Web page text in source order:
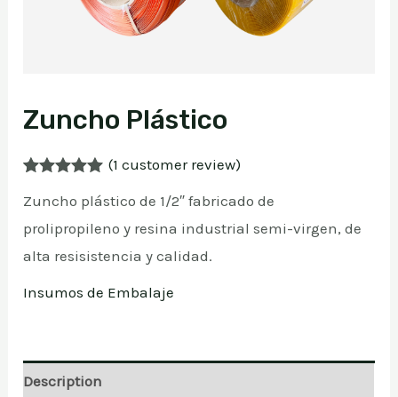
Zuncho Plástico
out of 5
customer
(1 customer review)
Zuncho plástico de 1/2″ fabricado de
prolipropileno y resina industrial semi-virgen, de
alta resisistencia y calidad.
Insumos de Embalaje
Description